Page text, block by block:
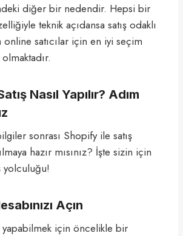
diğer bir nedendir. Hepsi bir
teknik açıdansa satış odaklı
online satıcılar için en iyi seçim
Nasıl Yapılır? Adım
sonrası Shopify ile satış
hazır mısınız? İşte sizin için
yolculuğu!
Açın
yapabilmek için öncelikle bir